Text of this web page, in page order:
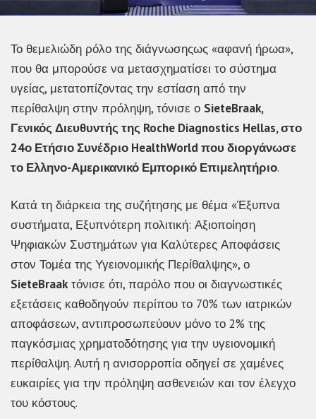
Το θεμελιώδη ρόλο της διάγνωσηςως «αφανή ήρωα»,
που θα μπορούσε να μετασχηματίσει το σύστημα
υγείας, μετατοπίζοντας την εστίαση από την
περίθαλψη στην πρόληψη, τόνισε ο SieteBraak,
Γενικός Διευθυντής της Roche Diagnostics Hellas, στο
24ο Ετήσιο Συνέδριο HealthWorld που διοργάνωσε
το Ελληνο-Αμερικανικό Εμπορικό Επιμελητήριο.
Κατά τη διάρκεια της συζήτησης με θέμα «Έξυπνα
συστήματα, Εξυπνότερη πολιτική: Αξιοποίηση
Ψηφιακών Συστημάτων για Καλύτερες Αποφάσεις
στον Τομέα της Υγειονομικής Περίθαλψης», ο
SieteBraakτόνισε ότι, παρόλο που οι διαγνωστικές
εξετάσεις καθοδηγούν περίπου το 70% των ιατρικών
αποφάσεων, αντιπροσωπεύουν μόνο το 2% της
παγκόσμιας χρηματοδότησης για την υγειονομική
περίθαλψη. Αυτή η ανισορροπία οδηγεί σε χαμένες
ευκαιρίες για την πρόληψη ασθενειών και τον έλεγχο
του κόστους.